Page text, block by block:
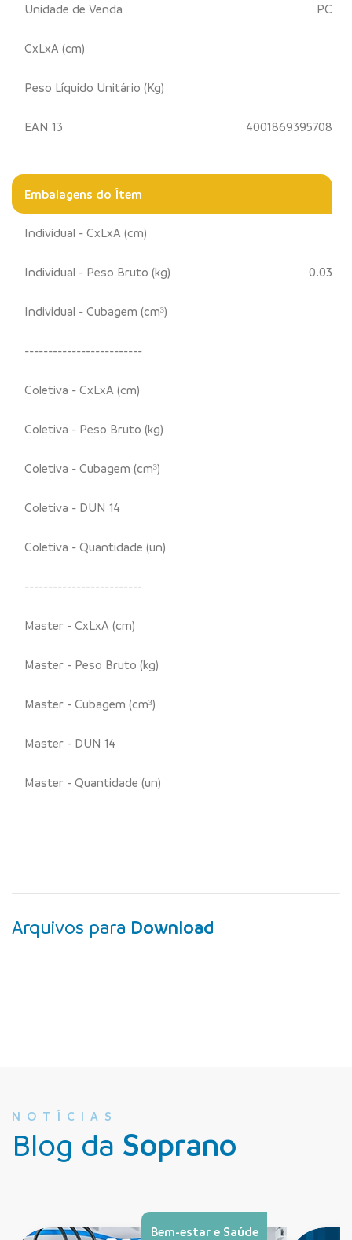
Unidade de Venda PC
CxLxA (cm)
Peso Líquido Unitário (Kg)
EAN 13 4001869395708
Embalagens do Ítem
Individual - CxLxA (cm)
Individual - Peso Bruto (kg) 0.03
Individual - Cubagem (cm³)
-------------------------
Coletiva - CxLxA (cm)
Coletiva - Peso Bruto (kg)
Coletiva - Cubagem (cm³)
Coletiva - DUN 14
Coletiva - Quantidade (un)
-------------------------
Master - CxLxA (cm)
Master - Peso Bruto (kg)
Master - Cubagem (cm³)
Master - DUN 14
Master - Quantidade (un)
Arquivos para Download
NOTÍCIAS
Blog da Soprano
Bem-estar e Saúde